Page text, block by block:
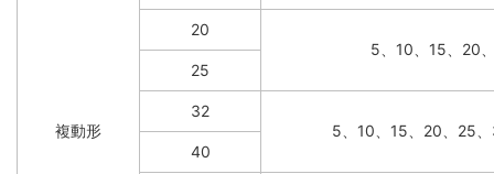
複動形
20
5、10、15、20
25
32
5、10、15、20、25
40